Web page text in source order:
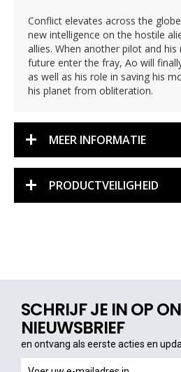
Conflict elevates across the
new intelligence on the hostile
allies. When another pilot and
future enter the fray, Ao will
as well as his role in saving his
his planet from obliteration.
MEER INFORMATIE
PRODUCTVEILIGHEID
SCHRIJF JE IN OP
NIEUWSBRIEF
en ontvang als eerste acties en